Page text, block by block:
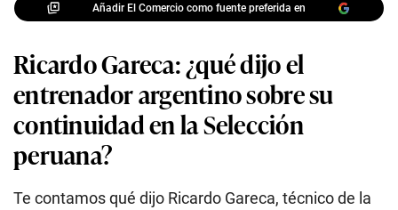
Añadir El Comercio como fuente preferida en
Ricardo Gareca: ¿qué dijo el
entrenador argentino sobre su
continuidad en la Selección
peruana?
Te contamos qué dijo Ricardo Gareca, técnico de la